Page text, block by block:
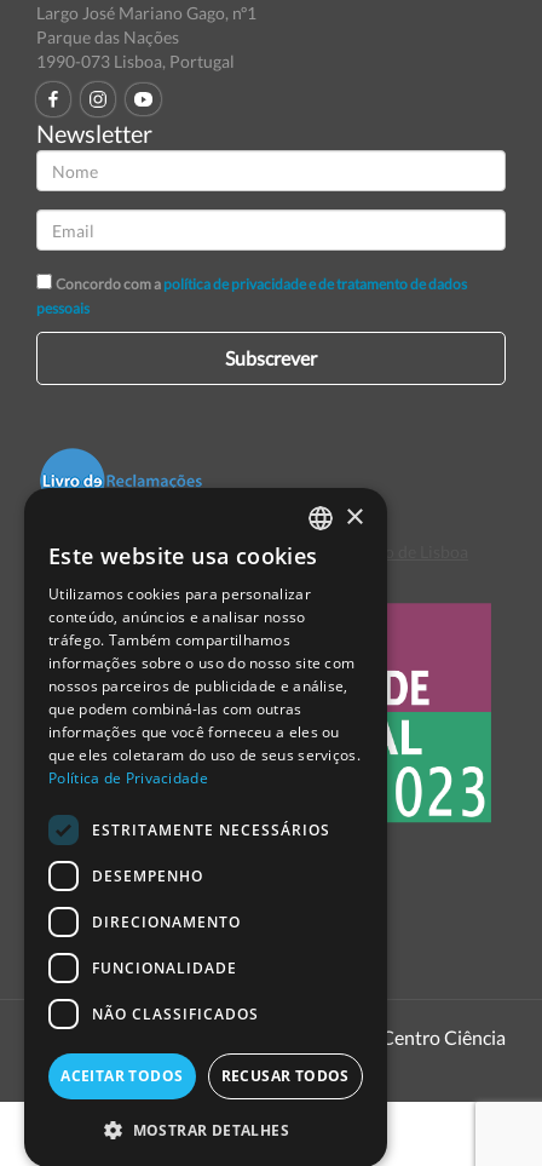
Largo José Mariano Gago, nº1
Parque das Nações
1990-073 Lisboa, Portugal
Newsletter
Concordo com a política de privacidade e de tratamento de dados
pessoais
Subscrever
Centro de Arbitragem de Conflitos de Consumo de Lisboa
1999 - 2026
Pavilhão do Conhecimento | Centro Ciência
PORTUGUESE
ENGLISH
SPANISH
×
Este website usa cookies
Utilizamos cookies para personalizar
conteúdo, anúncios e analisar nosso
tráfego. Também compartilhamos
informações sobre o uso do nosso site com
nossos parceiros de publicidade e análise,
que podem combiná-las com outras
informações que você forneceu a eles ou
que eles coletaram do uso de seus serviços.
Política de Privacidade
ESTRITAMENTE NECESSÁRIOS
DESEMPENHO
DIRECIONAMENTO
FUNCIONALIDADE
NÃO CLASSIFICADOS
ACEITAR TODOS RECUSAR TODOS
MOSTRAR DETALHES